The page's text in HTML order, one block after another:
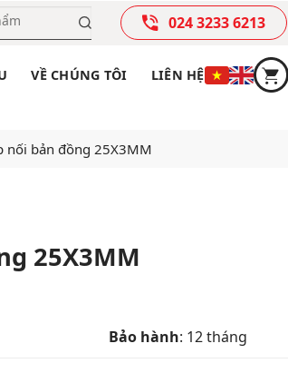
024 3233 6213
VỀ CHÚNG TÔI LIÊN HỆ
nối bản đồng 25X3MM
25X3MM
Bảo hành: 12 tháng